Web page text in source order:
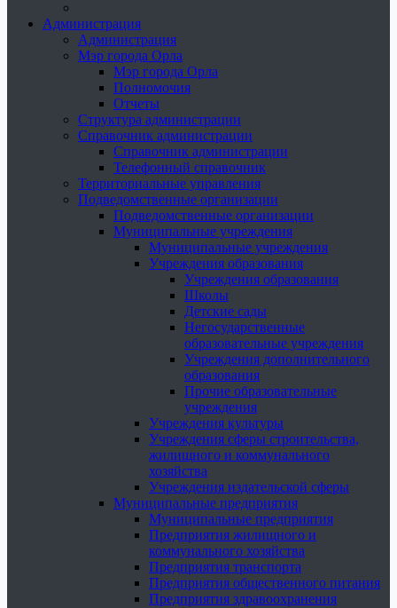
Администрация
Администрация
Мэр города Орла
Мэр города Орла
Полномочия
Отчеты
Структура администрации
Справочник администрации
Справочник администрации
Телефонный справочник
Территориальные управления
Подведомственные организации
Подведомственные организации
Муниципальные учреждения
Муниципальные учреждения
Учреждения образования
Учреждения образования
Школы
Детские сады
Негосударственные
образовательные учреждения
Учреждения дополнительного
образования
Прочие образовательные
учреждения
Учреждения культуры
Учреждения сферы строительства,
жилищного и коммунального
хозяйства
Учреждения издательской сферы
Муниципальные предприятия
Муниципальные предприятия
Предприятия жилищного и
коммунального хозяйства
Предприятия транспорта
Предприятия общественного питания
Предприятия здравоохранения